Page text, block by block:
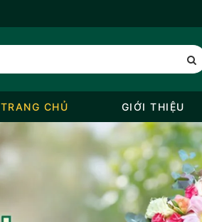
TRANG CHỦ GIỚI THIỆU